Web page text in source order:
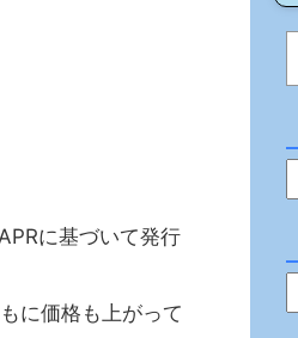
に基づいて発行
に価格も上がって